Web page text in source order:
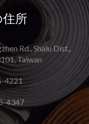
所
Rd., Shalu Dist.,
Taiwan
4221
4347